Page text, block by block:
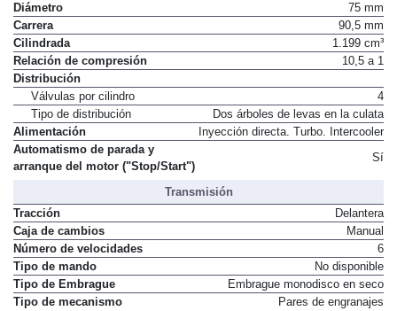
Diámetro
75 mm
Carrera
90,5 mm
Cilindrada
1.199 cm³
Relación de compresión
10,5 a 1
Distribución
Válvulas por cilindro
4
Tipo de distribución
Dos árboles de levas en la culata
Alimentación
Inyección directa. Turbo. Intercooler
Automatismo de parada y
arranque del motor ("Stop/Start")
Sí
Transmisión
Tracción
Delantera
Caja de cambios
Manual
Número de velocidades
6
Tipo de mando
No disponible
Tipo de Embrague
Embrague monodisco en seco
Tipo de mecanismo
Pares de engranajes